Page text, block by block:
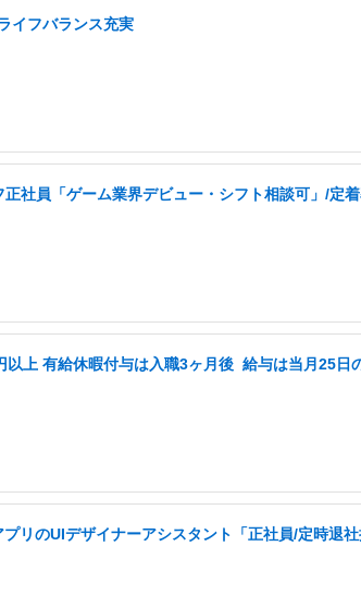
イフバランス充実
正社員「ゲーム業界デビュー・シフト相談可」/定
以上 ️有給休暇付与は入職3ヶ月後 ️ 給与は当月25日
リのUIデザイナーアシスタント「正社員/定時退